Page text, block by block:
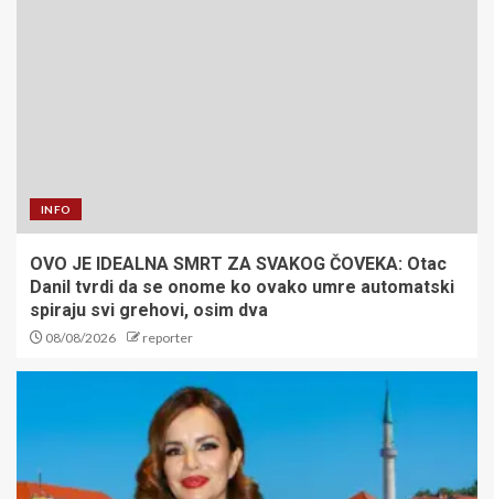
INFO
OVO JE IDEALNA SMRT ZA SVAKOG ČOVEKA: Otac
Danil tvrdi da se onome ko ovako umre automatski
spiraju svi grehovi, osim dva
08/08/2026 reporter